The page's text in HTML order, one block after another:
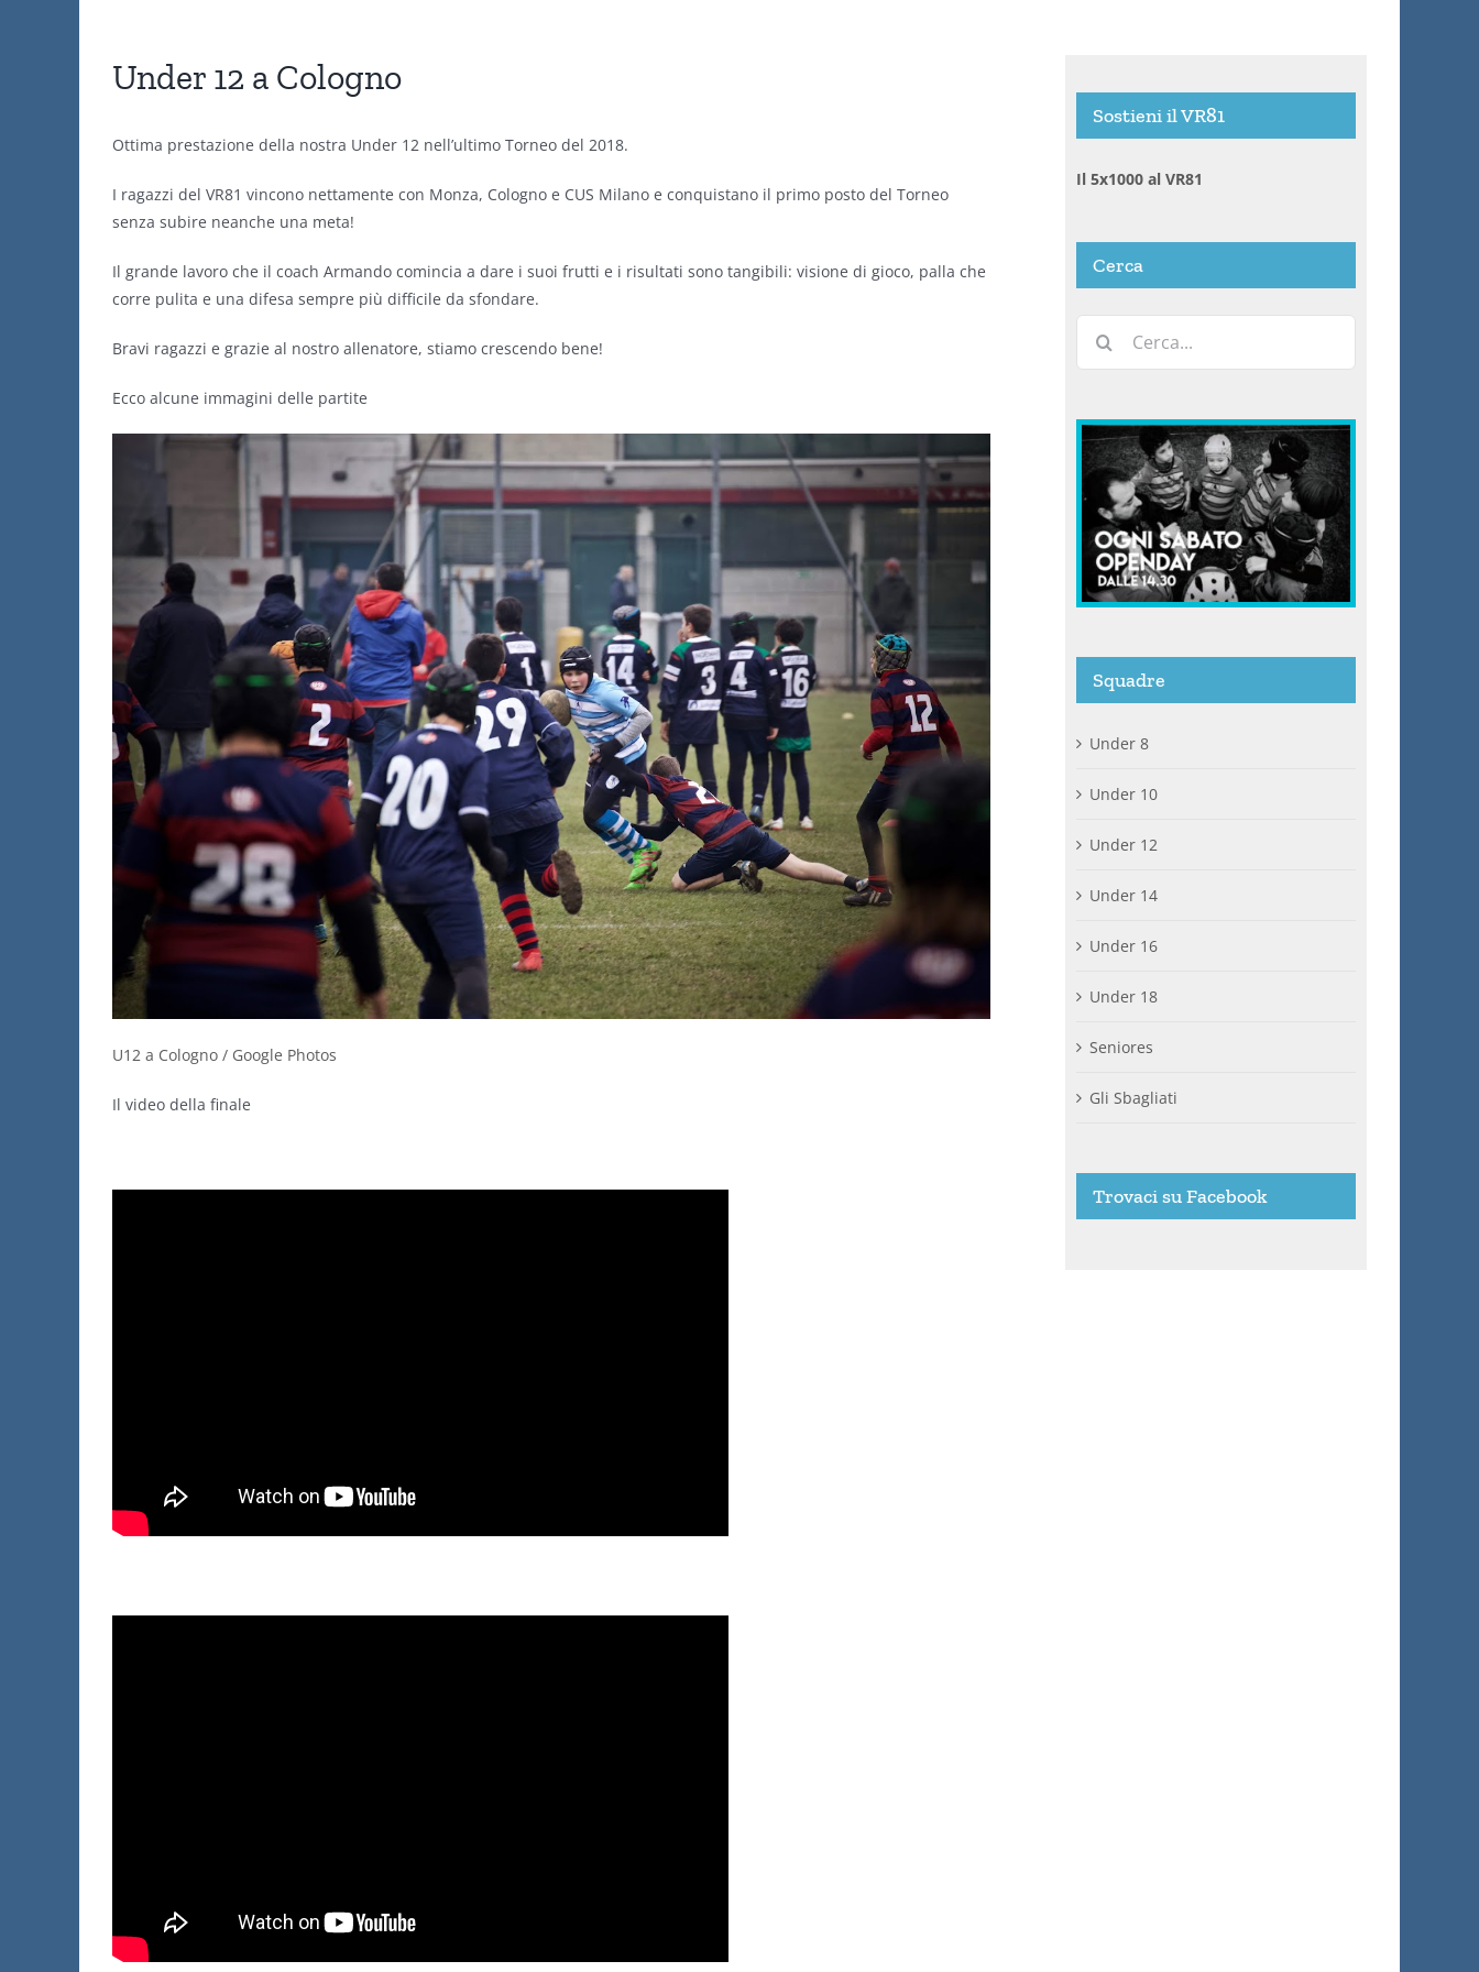
Under 12 a Cologno
Ottima prestazione della nostra Under 12 nell’ultimo Torneo del 2018.
I ragazzi del VR81 vincono nettamente con Monza, Cologno e CUS Milano e conquistano il primo posto del Torneo
senza subire neanche una meta!
Il grande lavoro che il coach Armando comincia a dare i suoi frutti e i risultati sono tangibili: visione di gioco, palla che
corre pulita e una difesa sempre più difficile da sfondare.
Bravi ragazzi e grazie al nostro allenatore, stiamo crescendo bene!
Ecco alcune immagini delle partite
U12 a Cologno / Google Photos
Il video della finale
Sostieni il VR81
Il 5x1000 al VR81
Cerca
per:
Squadre
Under 8
Under 10
Under 12
Under 14
Under 16
Under 18
Seniores
Gli Sbagliati
Trovaci su Facebook